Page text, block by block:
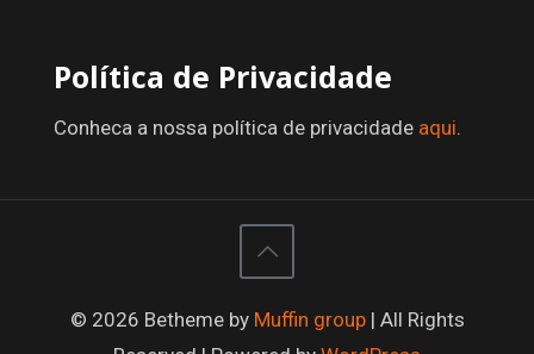
Política de Privacidade
Conheca a nossa política de privacidade aqui.
© 2026 Betheme by Muffin group| All Rights